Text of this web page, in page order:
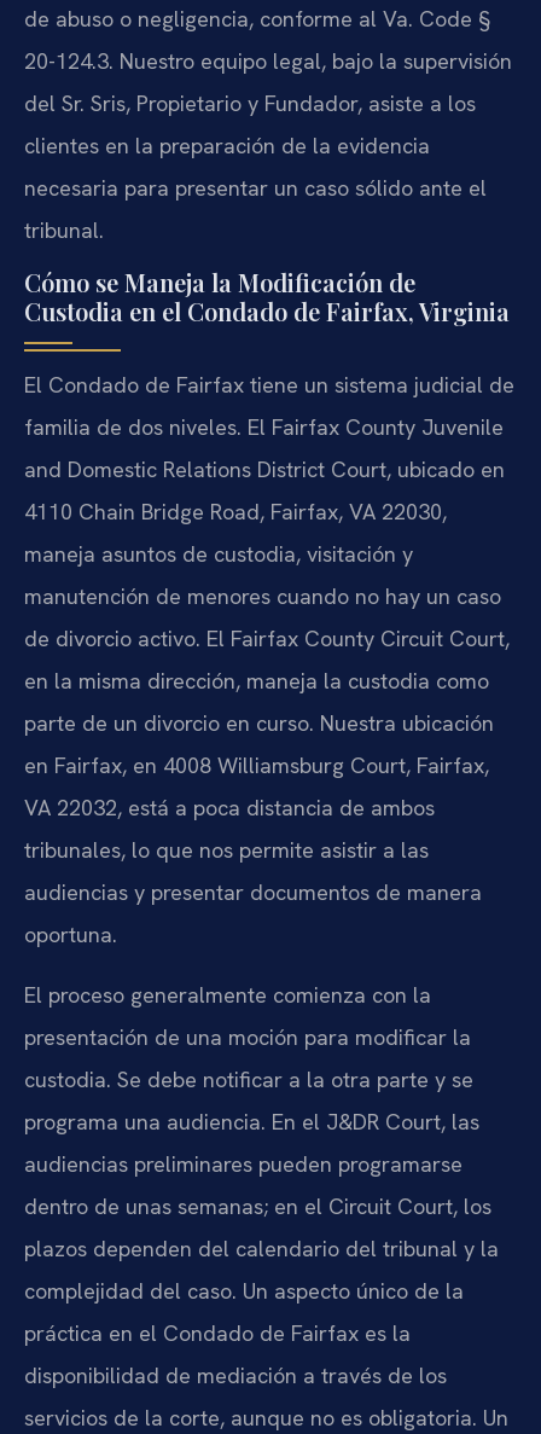
de abuso o negligencia, conforme al Va. Code §
20-124.3. Nuestro equipo legal, bajo la supervisión
del Sr. Sris, Propietario y Fundador, asiste a los
clientes en la preparación de la evidencia
necesaria para presentar un caso sólido ante el
tribunal.
Cómo se Maneja la Modificación de
Custodia en el Condado de Fairfax, Virginia
El Condado de Fairfax tiene un sistema judicial de
familia de dos niveles. El Fairfax County Juvenile
and Domestic Relations District Court, ubicado en
4110 Chain Bridge Road, Fairfax, VA 22030,
maneja asuntos de custodia, visitación y
manutención de menores cuando no hay un caso
de divorcio activo. El Fairfax County Circuit Court,
en la misma dirección, maneja la custodia como
parte de un divorcio en curso. Nuestra ubicación
en Fairfax, en 4008 Williamsburg Court, Fairfax,
VA 22032, está a poca distancia de ambos
tribunales, lo que nos permite asistir a las
audiencias y presentar documentos de manera
oportuna.
El proceso generalmente comienza con la
presentación de una moción para modificar la
custodia. Se debe notificar a la otra parte y se
programa una audiencia. En el J&DR Court, las
audiencias preliminares pueden programarse
dentro de unas semanas; en el Circuit Court, los
plazos dependen del calendario del tribunal y la
complejidad del caso. Un aspecto único de la
práctica en el Condado de Fairfax es la
disponibilidad de mediación a través de los
servicios de la corte, aunque no es obligatoria. Un